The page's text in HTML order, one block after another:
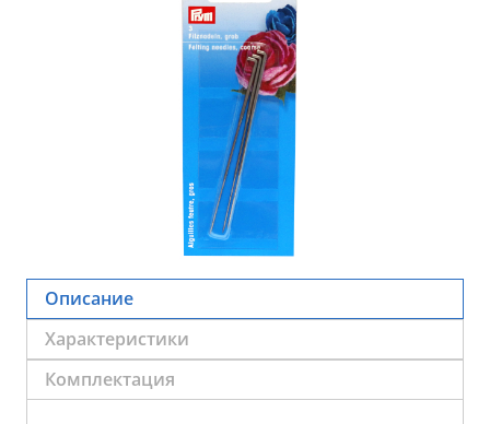
Описание
Характеристики
Комплектация